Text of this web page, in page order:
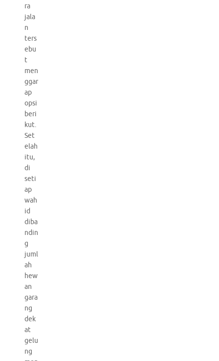
ra
jala
n
ters
ebu
t
men
ggar
ap
opsi
beri
kut.
Set
elah
itu,
di
seti
ap
wah
id
diba
ndin
g
juml
ah
hew
an
gara
ng
dek
at
gelu
ng